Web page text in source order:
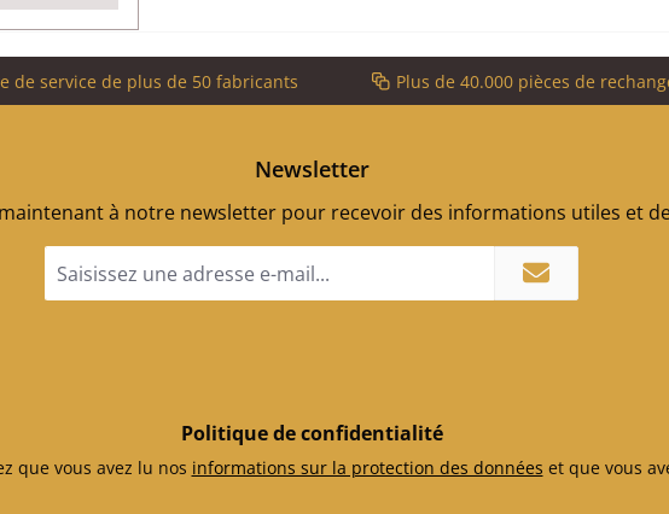
de service de plus de 50 fabricants Plus de 40.000 pièces de
Newsletter
à notre newsletter pour recevoir des informations utiles et
e-
Politique de confidentialité
que vous avez lu nos informations sur la protection des données et que vous